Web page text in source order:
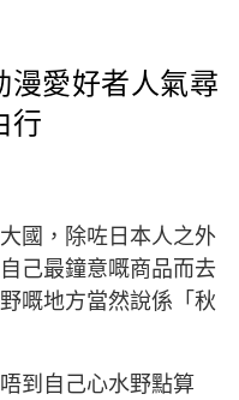
漫愛好者人氣尋
行
國，除咗日本人之外
己最鐘意嘅商品而去
嘅地方當然說係「秋
到自己心水野點算